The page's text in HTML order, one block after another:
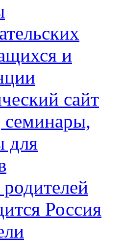
и
сайт
для
Россия